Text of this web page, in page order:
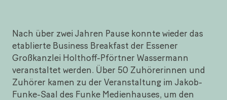
Nach über zwei Jahren Pause konnte wieder das
etablierte Business Breakfast der Essener
Großkanzlei Holthoff-Pförtner Wassermann
veranstaltet werden. Über 50 Zuhörerinnen und
Zuhörer kamen zu der Veranstaltung im Jakob-
Funke-Saal des Funke Medienhauses, um den